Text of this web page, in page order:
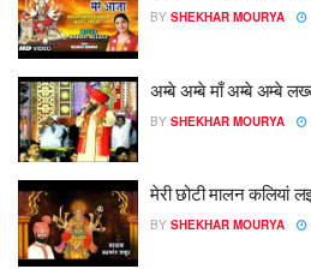
BY SHEKHAR MOURYA
अम्बे अम्बे माँ अम्बे अम्बे
BY SHEKHAR MOURYA
मेरी छोटी मालन कलियां
BY SHEKHAR MOURYA